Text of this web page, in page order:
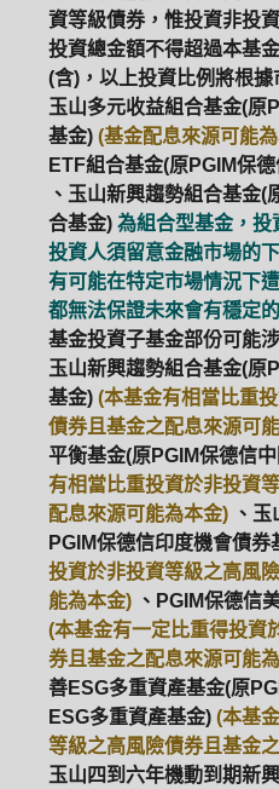
資等級債券，惟投資非投
投資總金額不得超過本基
(含)，以上投資比例將根據
玉山多元收益組合基金(原
基金) (基金配息來源可能
ETF組合基金(原PGIM保
、玉山新興趨勢組合基金(
合基金) 為組合型基金，投
投資人須留意金融市場的
有可能在特定市場情況下
都無法保證未來會有穩定
基金投資子基金部份可能
玉山新興趨勢組合基金(原
基金) (本基金有相當比重
債券且基金之配息來源可
平衡基金(原PGIM保德信
有相當比重投資於非投資
配息來源可能為本金) 、
PGIM保德信印度機會債券
投資於非投資等級之高風
能為本金) 、PGIM保德信
(本基金有一定比重得投資
券且基金之配息來源可能
善ESG多重資產基金(原
ESG多重資產基金) (本基
等級之高風險債券且基金
玉山四到六年機動到期新